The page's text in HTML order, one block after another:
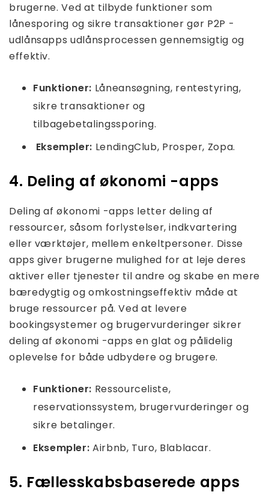
brugerne. Ved at tilbyde funktioner som
lånesporing og sikre transaktioner gør P2P -
udlånsapps udlånsprocessen gennemsigtig og
effektiv.
Funktioner: Låneansøgning, rentestyring,
sikre transaktioner og
tilbagebetalingssporing.
Eksempler: LendingClub, Prosper, Zopa.
4. Deling af økonomi -apps
Deling af økonomi -apps letter deling af
ressourcer, såsom forlystelser, indkvartering
eller værktøjer, mellem enkeltpersoner. Disse
apps giver brugerne mulighed for at leje deres
aktiver eller tjenester til andre og skabe en mere
bæredygtig og omkostningseffektiv måde at
bruge ressourcer på. Ved at levere
bookingsystemer og brugervurderinger sikrer
deling af økonomi -apps en glat og pålidelig
oplevelse for både udbydere og brugere.
Funktioner: Ressourceliste,
reservationssystem, brugervurderinger og
sikre betalinger.
Eksempler:Airbnb, Turo, Blablacar.
5. Fællesskabsbaserede apps